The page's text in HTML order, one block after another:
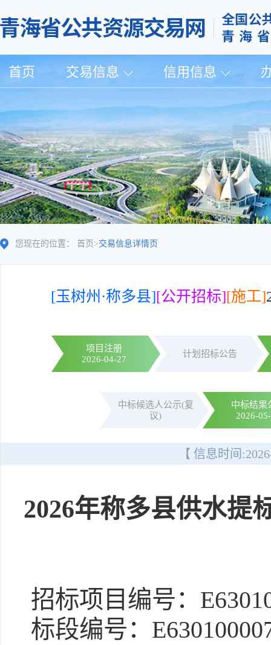
首页 交易信息 信用信息
您现在的位置： 首页 >交易信息详情页
[玉树州·称多县][公开招标][施工]
项目注册
2026-04-27
计划招标公告
中标候选人公示(复
议)
中标结果
2026-
【 信息时间:
2026年称多县供水
招标项目编号：
标段编号：